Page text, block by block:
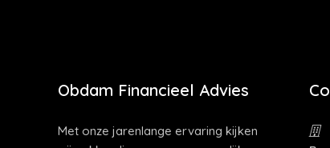
Obdam Financieel Advies
Met onze jarenlange ervaring kijken